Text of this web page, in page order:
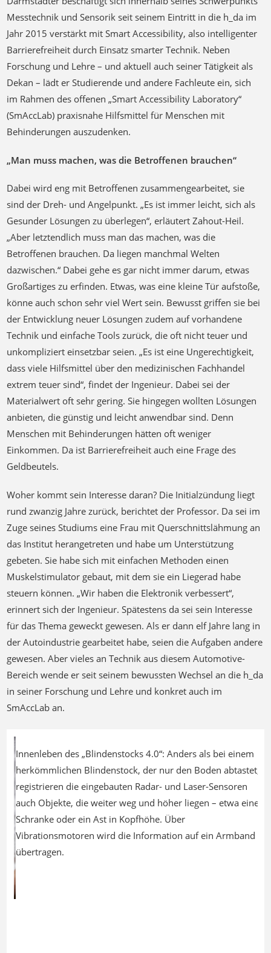
Messtechnik und Sensorik seit seinem Eintritt in die h_da im
Jahr 2015 verstärkt mit Smart Accessibility, also intelligenter
Barrierefreiheit durch Einsatz smarter Technik. Neben
Forschung und Lehre – und aktuell auch seiner Tätigkeit als
Dekan – lädt er Studierende und andere Fachleute ein, sich
im Rahmen des offenen „Smart Accessibility Laboratory“
(SmAccLab) praxisnahe Hilfsmittel für Menschen mit
Behinderungen auszudenken.
„Man muss machen, was die Betroffenen brauchen“
Dabei wird eng mit Betroffenen zusammengearbeitet, sie
sind der Dreh- und Angelpunkt. „Es ist immer leicht, sich als
Gesunder Lösungen zu überlegen“, erläutert Zahout-Heil.
„Aber letztendlich muss man das machen, was die
Betroffenen brauchen. Da liegen manchmal Welten
dazwischen.“ Dabei gehe es gar nicht immer darum, etwas
Großartiges zu erfinden. Etwas, was eine kleine Tür aufstoße,
könne auch schon sehr viel Wert sein. Bewusst griffen sie bei
der Entwicklung neuer Lösungen zudem auf vorhandene
Technik und einfache Tools zurück, die oft nicht teuer und
unkompliziert einsetzbar seien. „Es ist eine Ungerechtigkeit,
dass viele Hilfsmittel über den medizinischen Fachhandel
extrem teuer sind“, findet der Ingenieur. Dabei sei der
Materialwert oft sehr gering. Sie hingegen wollten Lösungen
anbieten, die günstig und leicht anwendbar sind. Denn
Menschen mit Behinderungen hätten oft weniger
Einkommen. Da ist Barrierefreiheit auch eine Frage des
Geldbeutels.
Woher kommt sein Interesse daran? Die Initialzündung liegt
rund zwanzig Jahre zurück, berichtet der Professor. Da sei im
Zuge seines Studiums eine Frau mit Querschnittslähmung an
das Institut herangetreten und habe um Unterstützung
gebeten. Sie habe sich mit einfachen Methoden einen
Muskelstimulator gebaut, mit dem sie ein Liegerad habe
steuern können. „Wir haben die Elektronik verbessert“,
erinnert sich der Ingenieur. Spätestens da sei sein Interesse
für das Thema geweckt gewesen. Als er dann elf Jahre lang in
der Autoindustrie gearbeitet habe, seien die Aufgaben andere
gewesen. Aber vieles an Technik aus diesem Automotive-
Bereich wende er seit seinem bewussten Wechsel an die h_da
in seiner Forschung und Lehre und konkret auch im
SmAccLab an.